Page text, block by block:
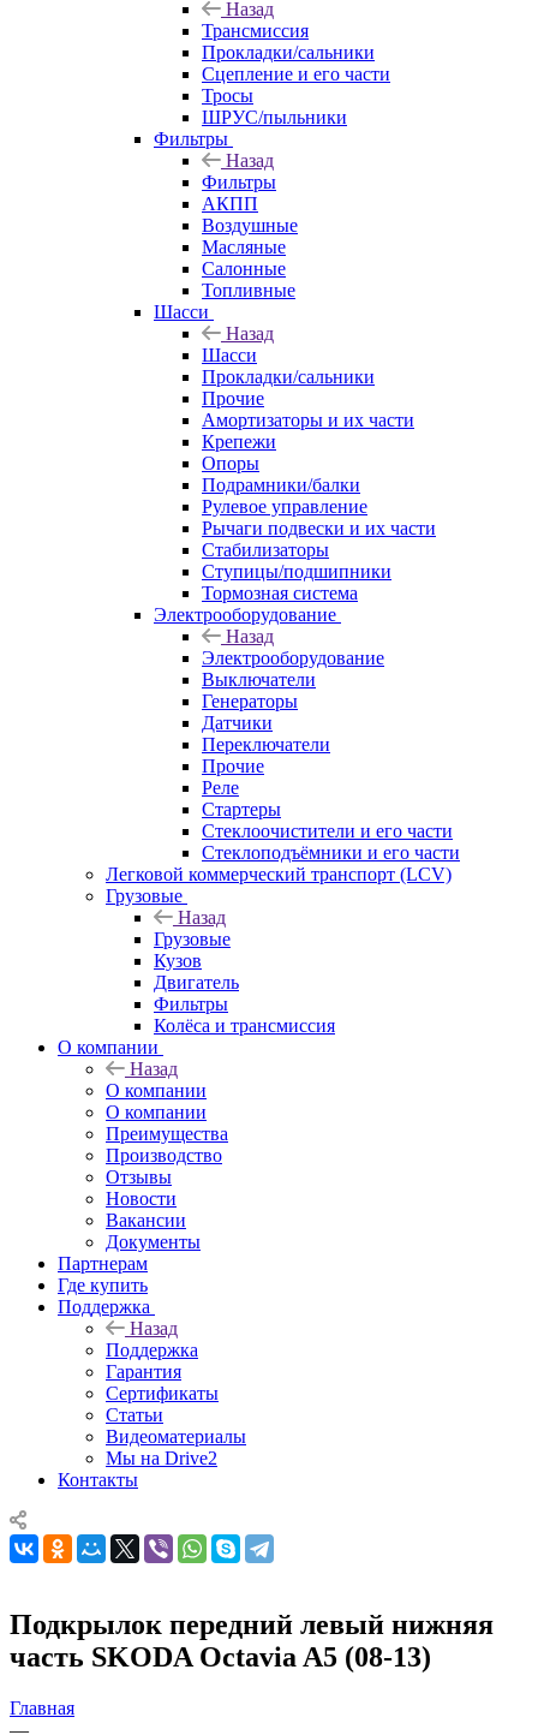
Назад
Трансмиссия
Прокладки/сальники
Сцепление и его части
Тросы
ШРУС/пыльники
Фильтры
Назад
Фильтры
АКПП
Воздушные
Масляные
Салонные
Топливные
Шасси
Назад
Шасси
Прокладки/сальники
Прочие
Амортизаторы и их части
Крепежи
Опоры
Подрамники/балки
Рулевое управление
Рычаги подвески и их части
Стабилизаторы
Ступицы/подшипники
Тормозная система
Электрооборудование
Назад
Электрооборудование
Выключатели
Генераторы
Датчики
Переключатели
Прочие
Реле
Стартеры
Стеклоочистители и его части
Стеклоподъёмники и его части
Легковой коммерческий транспорт (LCV)
Грузовые
Назад
Грузовые
Кузов
Двигатель
Фильтры
Колёса и трансмиссия
О компании
Назад
О компании
О компании
Преимущества
Производство
Отзывы
Новости
Вакансии
Документы
Партнерам
Где купить
Поддержка
Назад
Поддержка
Гарантия
Сертификаты
Статьи
Видеоматериалы
Мы на Drive2
Контакты
Подкрылок передний левый нижняя
часть SKODA Octavia A5 (08-13)
Главная
—